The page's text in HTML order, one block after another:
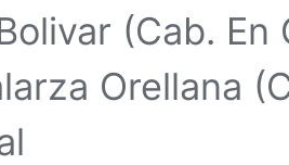
(Cab. En
Orellana